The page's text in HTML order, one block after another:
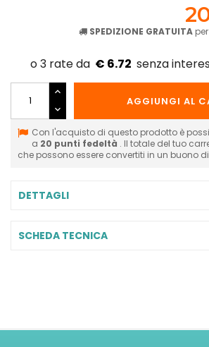
SPEDIZIONE GRATUITA
€ 6.72
AGGIUNGI AL
Con l'acquisto di questo prodotto è
a 20 punti fedeltà . Il totale del tuo
che possono essere convertiti in un buono di
DETTAGLI
SCHEDA TECNICA